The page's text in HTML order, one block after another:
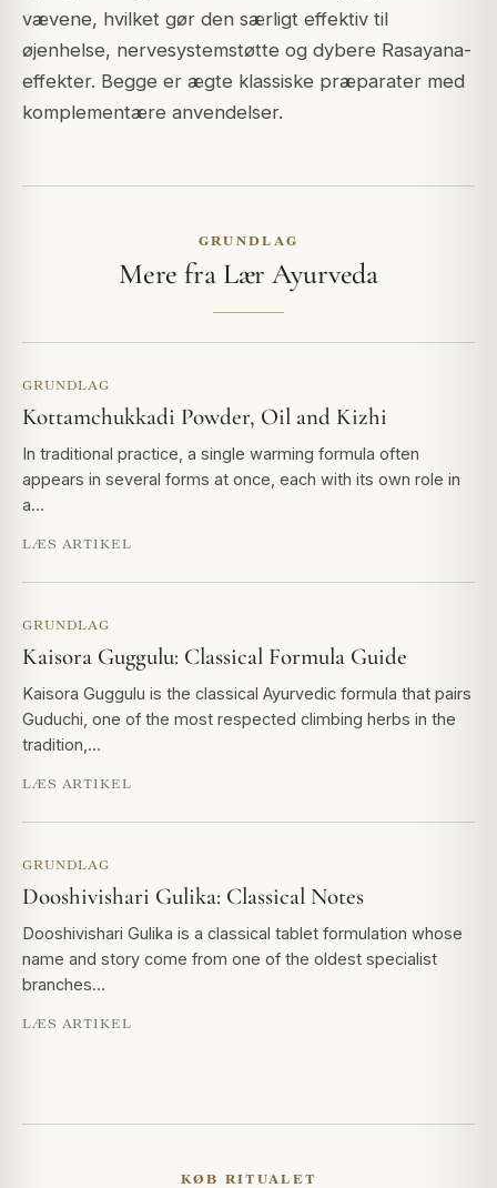
vævene, hvilket gør den særligt effektiv til
øjenhelse, nervesystemstøtte og dybere Rasayana-
effekter. Begge er ægte klassiske præparater med
komplementære anvendelser.
GRUNDLAG
Mere fra Lær Ayurveda
GRUNDLAG
Kottamchukkadi Powder, Oil and Kizhi
In traditional practice, a single warming formula often
appears in several forms at once, each with its own role in
a…
LÆS ARTIKEL
GRUNDLAG
Kaisora Guggulu: Classical Formula Guide
Kaisora Guggulu is the classical Ayurvedic formula that pairs
Guduchi, one of the most respected climbing herbs in the
tradition,…
LÆS ARTIKEL
GRUNDLAG
Dooshivishari Gulika: Classical Notes
Dooshivishari Gulika is a classical tablet formulation whose
name and story come from one of the oldest specialist
branches…
LÆS ARTIKEL
KØB RITUALET